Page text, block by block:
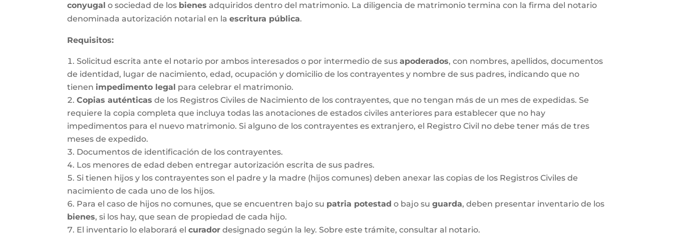
conyugal o sociedad de los bienes adquiridos dentro del matrimonio. La diligencia de matrimonio termina con la firma del notario
denominada autorización notarial en laescritura pública.
Requisitos:
Solicitud escrita ante el notario por ambos interesados o por intermedio de susapoderados, con nombres, apellidos, documentos
de identidad, lugar de nacimiento, edad, ocupación y domicilio de los contrayentes y nombre de sus padres, indicando que no
tienen impedimento legal para celebrar el matrimonio.
Copias auténticas de los Registros Civiles de Nacimiento de los contrayentes, que no tengan más de un mes de expedidas. Se
requiere la copia completa que incluya todas las anotaciones de estados civiles anteriores para establecer que no hay
impedimentos para el nuevo matrimonio. Si alguno de los contrayentes es extranjero, el Registro Civil no debe tener más de tres
meses de expedido.
Documentos de identificación de los contrayentes.
Los menores de edad deben entregar autorización escrita de sus padres.
Si tienen hijos y los contrayentes son el padre y la madre (hijos comunes) deben anexar las copias de los Registros Civiles de
nacimiento de cada uno de los hijos.
Para el caso de hijos no comunes, que se encuentren bajo su patria potestad o bajo suguarda, deben presentar inventario de los
bienes, si los hay, que sean de propiedad de cada hijo.
El inventario lo elaborará elcurador designado según la ley. Sobre este trámite, consultar al notario.